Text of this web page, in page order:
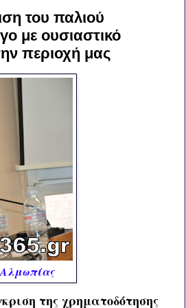
του παλιού
με ουσιαστικό
περιοχή μας
της χρηματοδότησης